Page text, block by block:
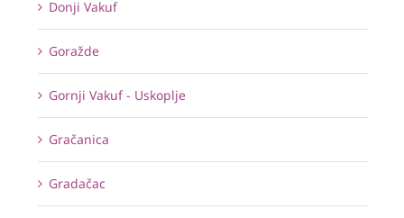
Donji Vakuf
Goražde
Gornji Vakuf - Uskoplje
Gračanica
Gradačac